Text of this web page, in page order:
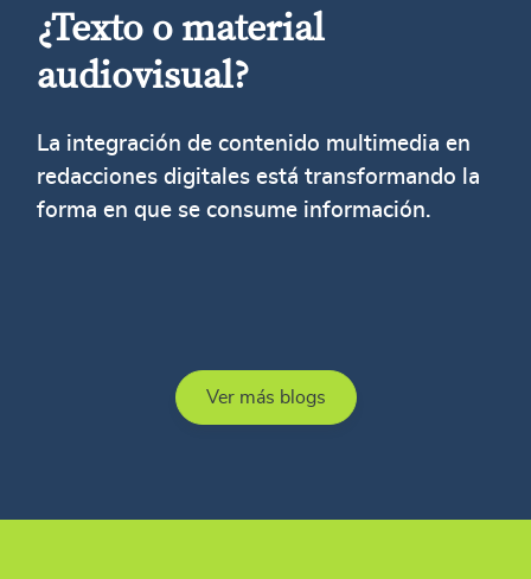
¿Texto o material
audiovisual?
La integración de contenido multimedia en
redacciones digitales está transformando la
forma en que se consume información.
Ver más blogs